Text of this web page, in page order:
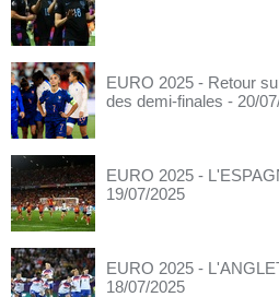
EURO 2025 - Retour
des demi-finales - 20/
EURO 2025 -
19/07/2025
EURO 2025 -
18/07/2025